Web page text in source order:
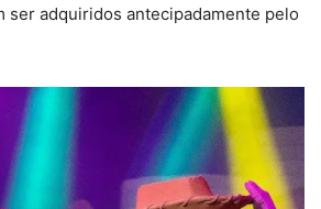
ser adquiridos antecipadamente pelo